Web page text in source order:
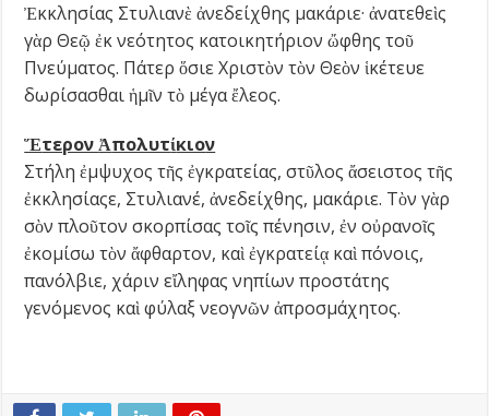
Ἐκκλησίας Στυλιανὲ ἀνεδείχθης μακάριε· ἀνατεθεὶς
γὰρ Θεῷ ἐκ νεότητος κατοικητήριον ὤφθης τοῦ
Πνεύματος. Πάτερ ὅσιε Χριστὸν τὸν Θεὸν ἱκέτευε
δωρίσασθαι ἡμῖν τὸ μέγα ἔλεος.
ἝτερονἈπολυτίκιον
Στήλη ἐμψυχος τῆς ἐγκρατείας, στῦλος ἄσειστος τῆς
ἐκκλησίαςε, Στυλιανέ, ἀνεδείχθης, μακάριε. Τὸν γὰρ
σὸν πλοῦτον σκορπίσας τοῖς πένησιν, ἐν οὐρανοῖς
ἐκομίσω τὸν ἄφθαρτον, καὶ ἐγκρατείᾳ καὶ πόνοις,
πανόλβιε, χάριν εἴληφας νηπίων προστάτης
γενόμενος καὶ φύλαξ νεογνῶν ἀπροσμάχητος.